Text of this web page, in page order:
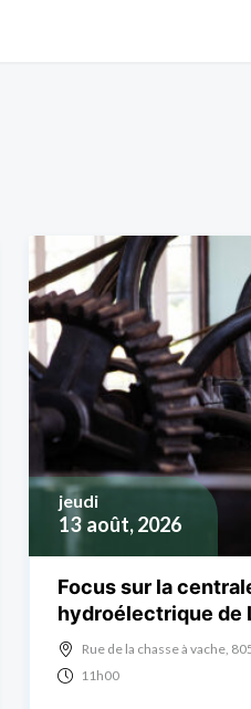
13 août, 2026
jeudi
Focus sur la
hydroélectrique de
Rue de la chasse à vache,
11h00